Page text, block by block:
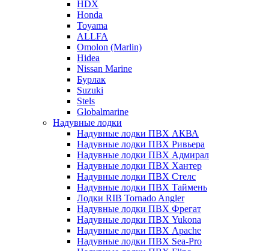
HDX
Honda
Toyama
ALLFA
Omolon (Marlin)
Hidea
Nissan Marine
Бурлак
Suzuki
Stels
Globalmarine
Надувные лодки
Надувные лодки ПВХ АКВА
Надувные лодки ПВХ Ривьера
Надувные лодки ПВХ Адмирал
Надувные лодки ПВХ Хантер
Надувные лодки ПВХ Стелс
Надувные лодки ПВХ Таймень
Лодки RIB Tornado Angler
Надувные лодки ПВХ Фрегат
Надувные лодки ПВХ Yukona
Надувные лодки ПВХ Apache
Надувные лодки ПВХ Sea-Pro